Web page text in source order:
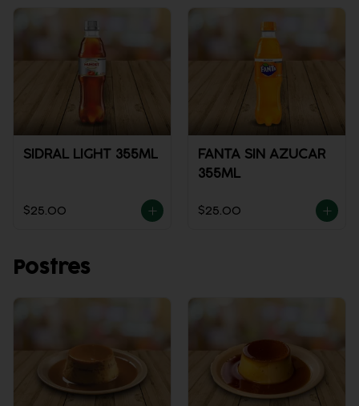
SIDRAL LIGHT 355ML
$25.00
FANTA SIN AZUCAR
355ML
$25.00
Postres